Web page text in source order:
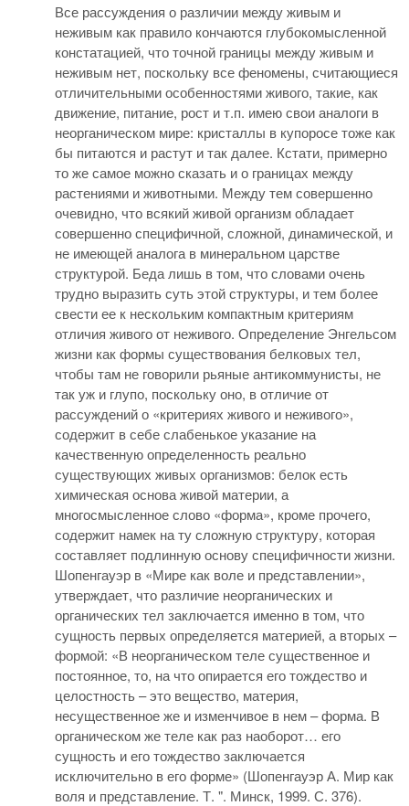
Все рассуждения о различии между живым и
неживым как правило кончаются глубокомысленной
констатацией, что точной границы между живым и
неживым нет, поскольку все феномены, считающиеся
отличительными особенностями живого, такие, как
движение, питание, рост и т.п. имею свои аналоги в
неорганическом мире: кристаллы в купоросе тоже как
бы питаются и растут и так далее. Кстати, примерно
то же самое можно сказать и о границах между
растениями и животными. Между тем совершенно
очевидно, что всякий живой организм обладает
совершенно специфичной, сложной, динамической, и
не имеющей аналога в минеральном царстве
структурой. Беда лишь в том, что словами очень
трудно выразить суть этой структуры, и тем более
свести ее к нескольким компактным критериям
отличия живого от неживого. Определение Энгельсом
жизни как формы существования белковых тел,
чтобы там не говорили рьяные антикоммунисты, не
так уж и глупо, поскольку оно, в отличие от
рассуждений о «критериях живого и неживого»,
содержит в себе слабенькое указание на
качественную определенность реально
существующих живых организмов: белок есть
химическая основа живой материи, а
многосмысленное слово «форма», кроме прочего,
содержит намек на ту сложную структуру, которая
составляет подлинную основу специфичности жизни.
Шопенгауэр в «Мире как воле и представлении»,
утверждает, что различие неорганических и
органических тел заключается именно в том, что
сущность первых определяется материей, а вторых –
формой: «В неорганическом теле существенное и
постоянное, то, на что опирается его тождество и
целостность – это вещество, материя,
несущественное же и изменчивое в нем – форма. В
органическом же теле как раз наоборот… его
сущность и его тождество заключается
исключительно в его форме» (Шопенгауэр А. Мир как
воля и представление. Т. ". Минск, 1999. С. 376).